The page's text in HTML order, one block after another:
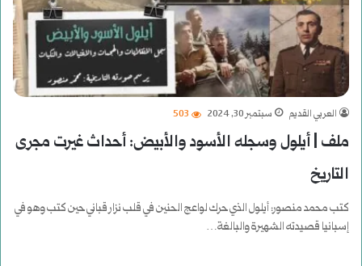
العربي القديم سبتمبر 30, 2024 503
ملف | أيلول وسجله الأسود والأبيض: أحداث غيرت مجرى
التاريخ
كتب محمد منصور: أيلول الذي حرك لواعج الحنين في قلب نزار قباني حين كتب وهو في
إسبانيا قصيدته الشهيرة والبالغة…